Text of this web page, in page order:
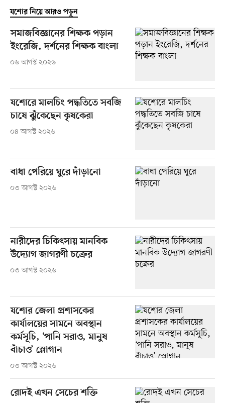
যশোর নিয়ে আরও পড়ুন
সমাজবিজ্ঞানের শিক্ষক পড়ান
ইংরেজি, দর্শনের শিক্ষক বাংলা
০৬ আগস্ট ২০২৬
যশোরে মালচিং পদ্ধতিতে সবজি
চাষে ঝুঁকেছেন কৃষকেরা
০৪ আগস্ট ২০২৬
বাধা পেরিয়ে ঘুরে দাঁড়ানো
০৩ আগস্ট ২০২৬
নারীদের চিকিৎসায় মানবিক
উদ্যোগ জাগরণী চক্রের
০৩ আগস্ট ২০২৬
যশোর জেলা প্রশাসকের
কার্যালয়ের সামনে অবস্থান
কর্মসূচি, ‘পানি সরাও, মানুষ
বাঁচাও’ স্লোগান
০৩ আগস্ট ২০২৬
রোদই এখন সেচের শক্তি